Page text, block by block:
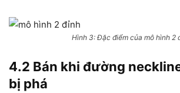
Hình 3: Đặc điểm của mô hình 2
4.2 Bán khi đường
bị phá